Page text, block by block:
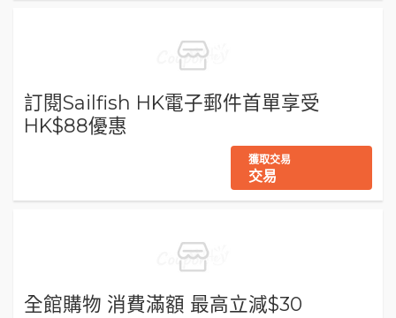
訂閱Sailfish HK電子郵件首單享受
HK$88優惠
獲取交易
交易
全館購物 消費滿額 最高立減$30